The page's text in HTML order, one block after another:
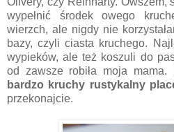
wypełnić środek owego
wierzch, ale nigdy nie
bazy, czyli ciasta kruchego.
wypieków, ale też koszuli do
od zawsze robiła moja mama.
bardzo kruchy rustykalny
przekonajcie.